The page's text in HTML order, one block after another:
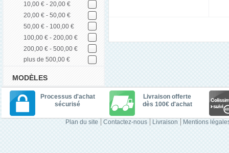
10,00 € - 20,00 €
20,00 € - 50,00 €
50,00 € - 100,00 €
100,00 € - 200,00 €
200,00 € - 500,00 €
plus de 500,00 €
MODÈLES
Processus d'achat
sécurisé
Livraison offerte
dès 100€ d'achat
Plan du site Contactez-nous Livraison Mentions